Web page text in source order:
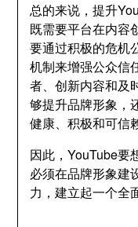
总的来说，提升
既需要平台在内容
要通过积极的危机
机制来增强公众信
者、创新内容和及
够提升品牌形象，
健康、积极和可信
因此，YouTube要
必须在品牌形象建
力，建立起一个全